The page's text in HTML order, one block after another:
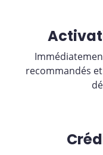
recommandés